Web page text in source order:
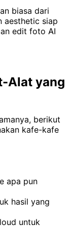
biasa dari
aesthetic siap
edit foto AI
Alat yang
berikut
kafe-kafe
apa pun
hasil yang
untuk